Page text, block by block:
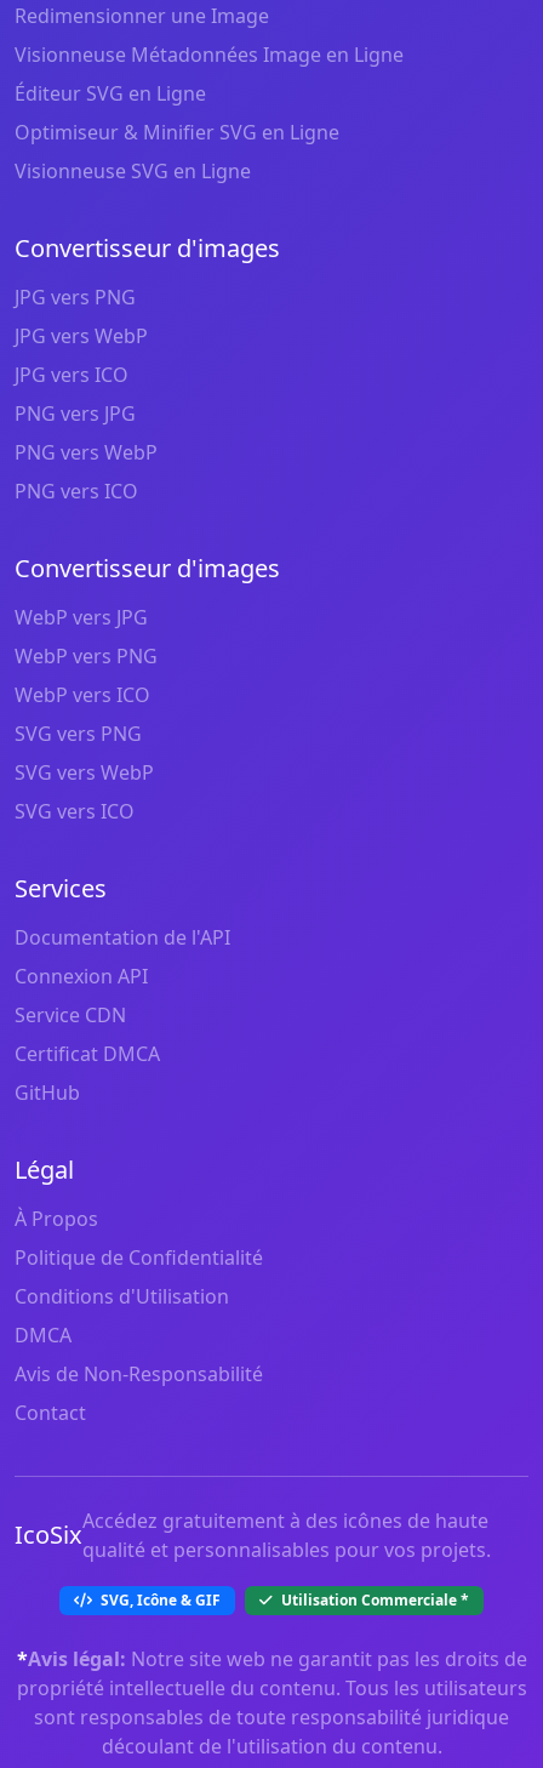
Redimensionner une Image
Visionneuse Métadonnées Image en Ligne
Éditeur SVG en Ligne
Optimiseur & Minifier SVG en Ligne
Visionneuse SVG en Ligne
Convertisseur d'images
JPG vers PNG
JPG vers WebP
JPG vers ICO
PNG vers JPG
PNG vers WebP
PNG vers ICO
Convertisseur d'images
WebP vers JPG
WebP vers PNG
WebP vers ICO
SVG vers PNG
SVG vers WebP
SVG vers ICO
Services
Documentation de l'API
Connexion API
Service CDN
Certificat DMCA
GitHub
Légal
À Propos
Politique de Confidentialité
Conditions d'Utilisation
DMCA
Avis de Non-Responsabilité
Contact
IcoSixAccédez gratuitement à des icônes de haute
qualité et personnalisables pour vos projets.
SVG, Icône & GIF Utilisation Commerciale*
*Avis légal: Notre site web ne garantit pas les droits de
propriété intellectuelle du contenu. Tous les utilisateurs
sont responsables de toute responsabilité juridique
découlant de l'utilisation du contenu.